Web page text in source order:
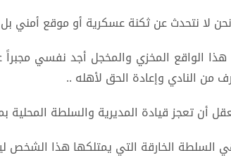
لا نتحدث عن ثكنة عسكرية أو موقع أمني
هذا الواقع المخزي والمخجل أجد نفسي مجبراً
من النادي وإعادة الحق لأهله ..
أن تعجز قيادة المديرية والسلطة المحلية
السلطة الخارقة التي يمتلكها هذا الشخص